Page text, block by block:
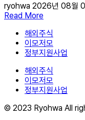
ryohwa 2026년 08월
Read More
해외주식
이모저모
정부지원사업
해외주식
이모저모
정부지원사업
© 2023 Ryohwa All